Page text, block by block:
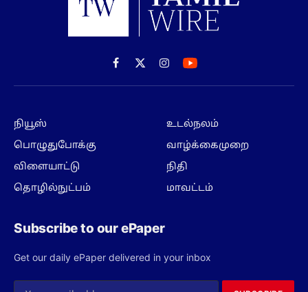
Facebook
X
(Twitter)
Instagram
நியூஸ்
பொழுதுபோக்கு
விளையாட்டு
தொழில்நுட்பம்
உடல்நலம்
வாழ்க்கைமுறை
நிதி
மாவட்டம்
Subscribe to our ePaper
Get our daily ePaper delivered in your inbox